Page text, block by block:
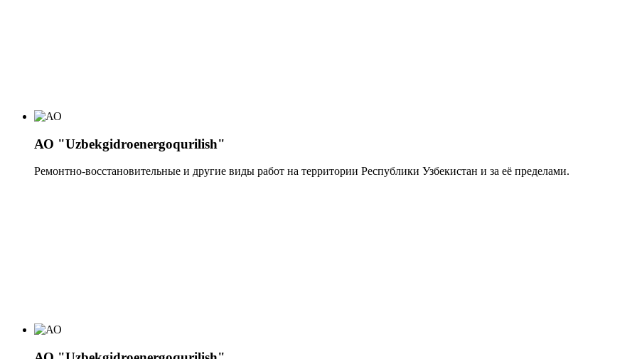
АО "Uzbekgidroenergoqurilish"
Ремонтно-восстановительные и другие виды работ на территории Республики Узбекистан и за её пределами.